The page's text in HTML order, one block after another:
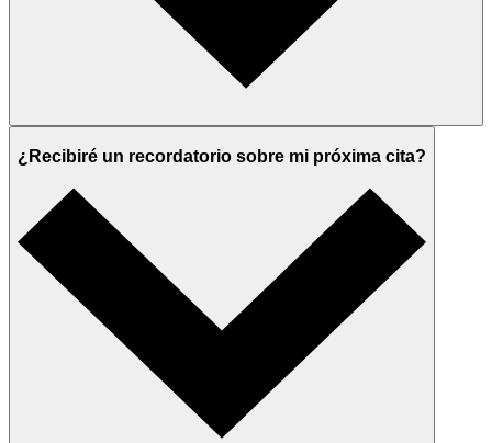
¿Recibiré un recordatorio sobre mi próxima cita?